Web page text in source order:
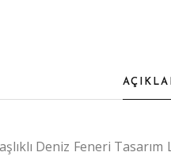
Deniz Feneri